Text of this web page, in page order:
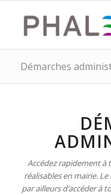
Démarches
Accédez rapidement à
réalisables en mairie.
par ailleurs d’accéder à